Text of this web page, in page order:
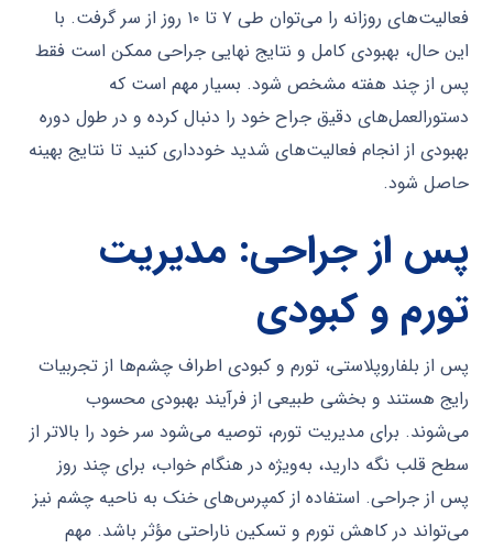
فعالیت‌های روزانه را می‌توان طی ۷ تا ۱۰ روز از سر گرفت. با
این حال، بهبودی کامل و نتایج نهایی جراحی ممکن است فقط
پس از چند هفته مشخص شود. بسیار مهم است که
دستورالعمل‌های دقیق جراح خود را دنبال کرده و در طول دوره
بهبودی از انجام فعالیت‌های شدید خودداری کنید تا نتایج بهینه
حاصل شود.
پس از جراحی: مدیریت
تورم و کبودی
پس از بلفاروپلاستی، تورم و کبودی اطراف چشم‌ها از تجربیات
رایج هستند و بخشی طبیعی از فرآیند بهبودی محسوب
می‌شوند. برای مدیریت تورم، توصیه می‌شود سر خود را بالاتر از
سطح قلب نگه دارید، به‌ویژه در هنگام خواب، برای چند روز
پس از جراحی. استفاده از کمپرس‌های خنک به ناحیه چشم نیز
می‌تواند در کاهش تورم و تسکین ناراحتی مؤثر باشد. مهم